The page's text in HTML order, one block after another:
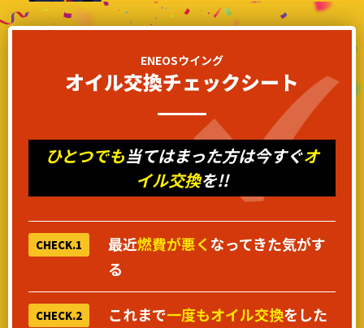
ENEOSウイング
オイル交換チェックシート
ひとつでも当てはまった方は今すぐオ
イル交換を!!
CHECK.1 最近燃費が悪く なってきた気がす
る
CHECK.2 これまで一度もオイル交換をした